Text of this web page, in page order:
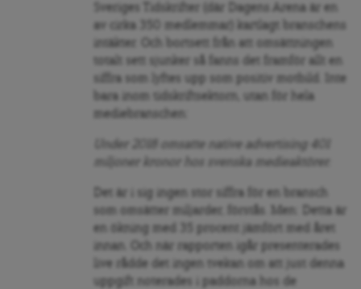
Sveriges Tidskrifter (där Dagens Arena är en
av cirka 350 medlemmar) kartlagt branschens
intäkter. Och bortsett från att omsättningen
totalt sett sjunker så fanns det framför allt en
siffra som lyftes upp som positiv motbild. Inte
bara inom tidskriftsektorn, utan för hela
mediebranschen:
Under 2018 omsatte native advertising 401
miljoner kronor hos svenska medieaktörer.
Det är i sig ingen stor siffra för en bransch
som omsätter miljarder, förstås. Men: Detta är
en ökning med 35 procent jämfört med året
innan. Och när rapporten igår presenterades
live rådde det ingen tvekan om att just denna
uppgift noterades i paddorna hos de